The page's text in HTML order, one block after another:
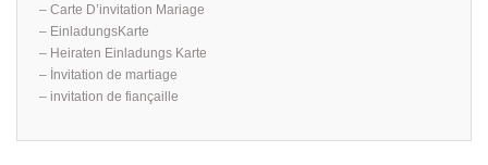
– Carte D’invitation Mariage
– EinladungsKarte
– Heiraten Einladungs Karte
– İnvitation de martiage
– invitation de fiançaille